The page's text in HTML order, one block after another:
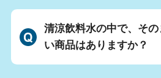
清涼飲料水の中で、そ
い商品はありますか？